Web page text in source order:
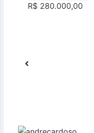
R$ 280.000,00